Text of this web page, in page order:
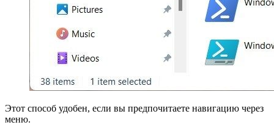
Этот способ удобен, если вы предпочитаете навигацию через
меню.